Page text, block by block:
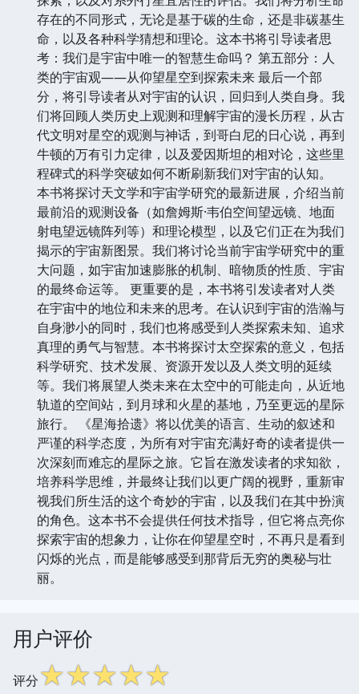
存在的不同形式，无论是基于碳的生命，还是非碳基生
命，以及各种科学猜想和理论。这本书将引导读者思
考：我们是宇宙中唯一的智慧生命吗？ 第五部分：人
类的宇宙观——从仰望星空到探索未来 最后一个部
分，将引导读者从对宇宙的认识，回归到人类自身。我
们将回顾人类历史上观测和理解宇宙的漫长历程，从古
代文明对星空的观测与神话，到哥白尼的日心说，再到
牛顿的万有引力定律，以及爱因斯坦的相对论，这些里
程碑式的科学突破如何不断刷新我们对宇宙的认知。
本书将探讨天文学和宇宙学研究的最新进展，介绍当前
最前沿的观测设备（如詹姆斯·韦伯空间望远镜、地面
射电望远镜阵列等）和理论模型，以及它们正在为我们
揭示的宇宙新图景。我们将讨论当前宇宙学研究中的重
大问题，如宇宙加速膨胀的机制、暗物质的性质、宇宙
的最终命运等。 更重要的是，本书将引发读者对人类
在宇宙中的地位和未来的思考。在认识到宇宙的浩瀚与
自身渺小的同时，我们也将感受到人类探索未知、追求
真理的勇气与智慧。本书将探讨太空探索的意义，包括
科学研究、技术发展、资源开发以及人类文明的延续
等。我们将展望人类未来在太空中的可能走向，从近地
轨道的空间站，到月球和火星的基地，乃至更远的星际
旅行。 《星海拾遗》将以优美的语言、生动的叙述和
严谨的科学态度，为所有对宇宙充满好奇的读者提供一
次深刻而难忘的星际之旅。它旨在激发读者的求知欲，
培养科学思维，并最终让我们以更广阔的视野，重新审
视我们所生活的这个奇妙的宇宙，以及我们在其中扮演
的角色。这本书不会提供任何技术指导，但它将点亮你
探索宇宙的想象力，让你在仰望星空时，不再只是看到
闪烁的光点，而是能够感受到那背后无穷的奥秘与壮
丽。
用户评价
评分☆☆☆☆☆